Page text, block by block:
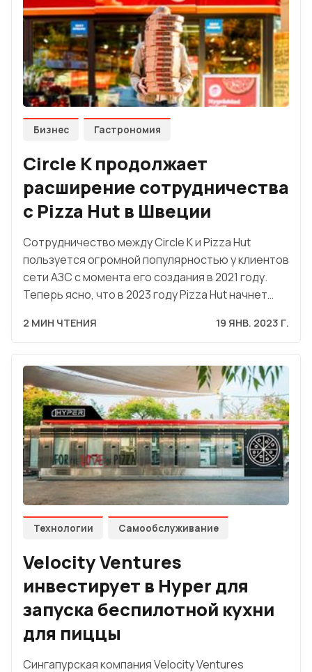
Бизнес Гастрономия
Circle K продолжает
расширение сотрудничества
с Pizza Hut в Швеции
Сотрудничество между Circle K и Pizza Hut
пользуется огромной популярностью у клиентов
сети АЗС с момента его создания в 2021 году.
Теперь ясно, что в 2023 году Pizza Hut начнет…
2 МИН ЧТЕНИЯ 19 ЯНВ. 2023 Г.
Технологии Самообслуживание
Velocity Ventures
инвестирует в Hyper для
запуска беспилотной кухни
для пиццы
Сингапурская компания Velocity Ventures